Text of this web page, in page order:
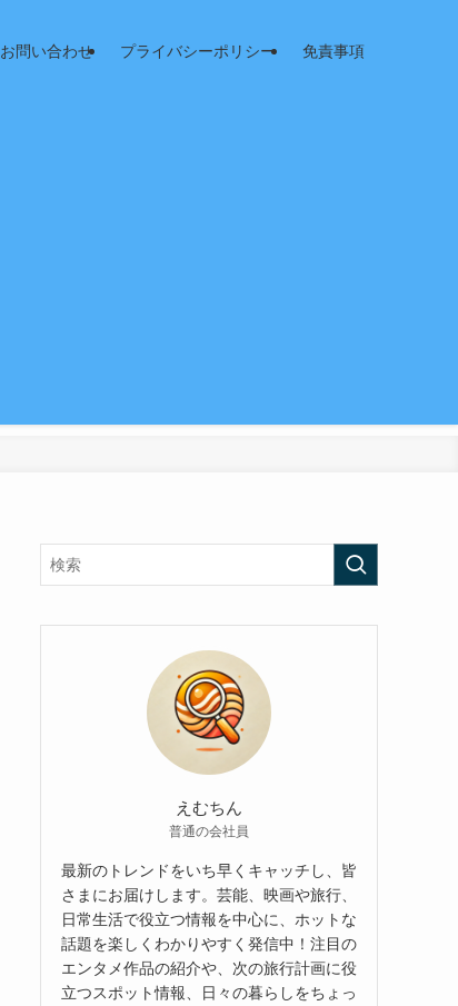
お問い合わせ プライバシーポリシー 免責事項
えむちん
普通の会社員
最新のトレンドをいち早くキャッチし、皆
さまにお届けします。芸能、映画や旅行、
日常生活で役立つ情報を中心に、ホットな
話題を楽しくわかりやすく発信中！注目の
エンタメ作品の紹介や、次の旅行計画に役
立つスポット情報、日々の暮らしをちょっ